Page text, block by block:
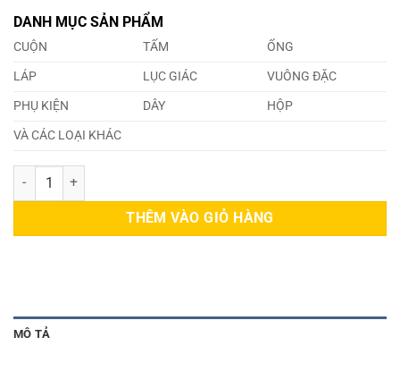
DANH MỤC SẢN PHẨM
CUỘN TẤM
ỐNG
LÁP
LỤC GIÁC
VUÔNG ĐẶC
PHỤ KIỆN
DÂY
HỘP
VÀ CÁC LOẠI KHÁC
Bi Inox 304 5,5mm số lượng
THÊM VÀO GIỎ HÀNG
MÔ TẢ